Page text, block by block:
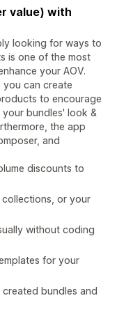
value) with
looking for ways to
is one of the most
your AOV.
you can create
to encourage
your bundles' look &
the app
and
discounts to
or your
without coding
for your
bundles and